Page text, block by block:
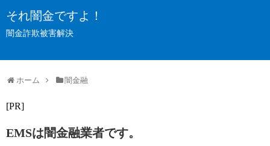
それ闇金ですよ！
闇金詐欺被害解決
ホーム 闇金融
[PR]
EMSは闇金融業者です。